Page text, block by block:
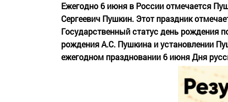
Ежегодно 6 июня в России отмечается
Сергеевич Пушкин. Этот праздник
Государственный статус день рождения
рождения А.С. Пушкина и установлении
ежегодном праздновании 6 июня Дня